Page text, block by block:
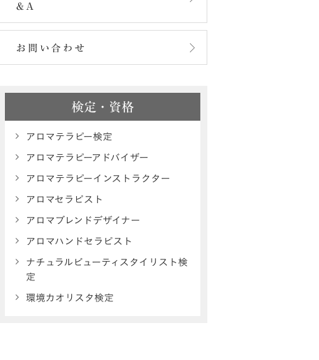
&A
お問い合わせ
検定・資格
アロマテラピー検定
アロマテラピーアドバイザー
アロマテラピーインストラクター
アロマセラピスト
アロマブレンドデザイナー
アロマハンドセラピスト
ナチュラルビューティスタイリスト検
定
環境カオリスタ検定